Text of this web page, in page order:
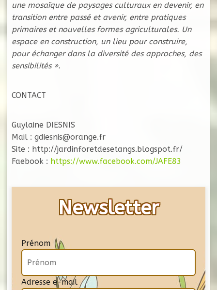
une mosaïque de paysages culturaux en devenir, en
transition entre passé et avenir, entre pratiques
primaires et nouvelles formes agriculturales. Un
espace en construction, un lieu pour construire,
pour échanger dans la diversité des approches, des
sensibilités ».
CONTACT
Guylaine DIESNIS
Mail : gdiesnis@orange.fr
Site : http://jardinforetdesetangs.blogspot.fr/
Faebook : https://www.facebook.com/JAFE83
Newsletter
Prénom
Adresse e-mail